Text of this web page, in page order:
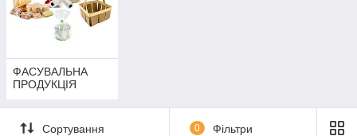
ФАСУВАЛЬНА
ПРОДУКЦІЯ
Сортування 0 Фільтри